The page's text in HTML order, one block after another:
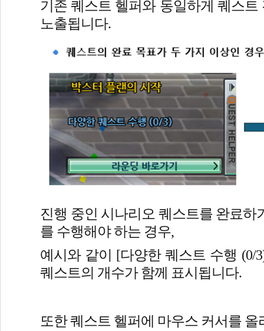
기존 퀘스트 헬퍼와 동일하게 퀘스
노출됩니다.
진행 중인 시나리오 퀘스트를 완료
를 수행해야 하는 경우,
예시와 같이 [다양한 퀘스트 수행 (0/
퀘스트의 개수가 함께 표시됩니다.
또한 퀘스트 헬퍼에 마우스 커서를